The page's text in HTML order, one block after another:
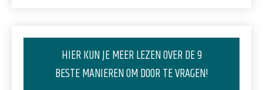
HIER KUN JE MEER LEZEN OVER DE 9
BESTE MANIEREN OM DOOR TE VRAGEN!